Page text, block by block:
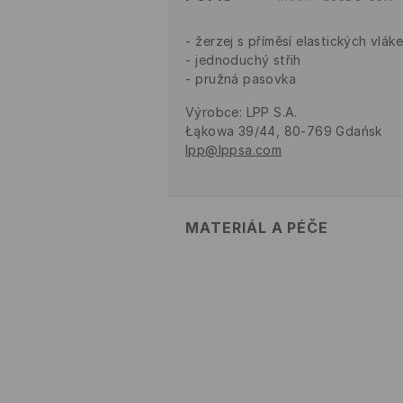
žerzej s příměsí elastických
jednoduchý střih
pružná pasovka
Výrobce: LPP S.A.
Łąkowa 39/44, 80-769 Gdańsk
lpp@lppsa.com
MATERIÁL A PÉČE